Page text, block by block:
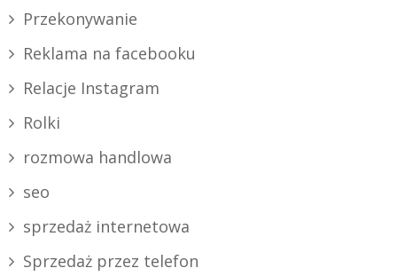
Przekonywanie
Reklama na facebooku
Relacje Instagram
Rolki
rozmowa handlowa
seo
sprzedaż internetowa
Sprzedaż przez telefon